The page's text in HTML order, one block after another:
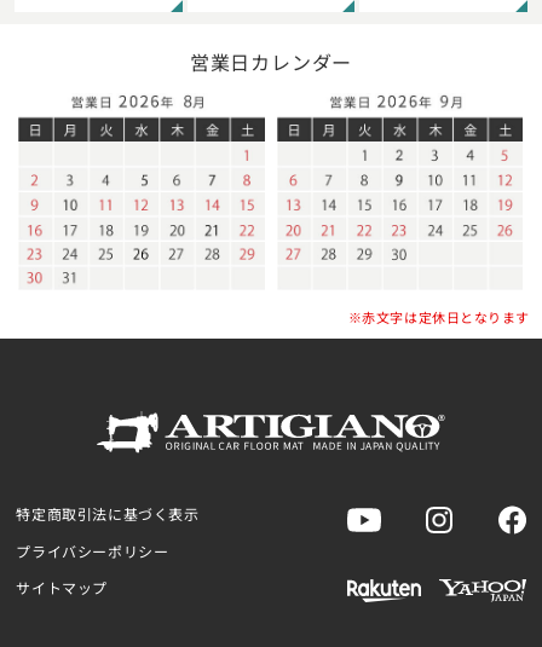
営業日カレンダー
※赤文字は定休日となります
特定商取引法に基づく表示
プライバシーポリシー
サイトマップ